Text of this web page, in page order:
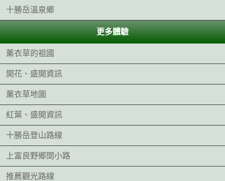
十勝岳溫泉鄉
更多體驗
薰衣草的祖國
開花、盛開資訊
薰衣草地圖
紅葉、盛開資訊
十勝岳登山路線
上富良野鄉間小路
推薦觀光路線